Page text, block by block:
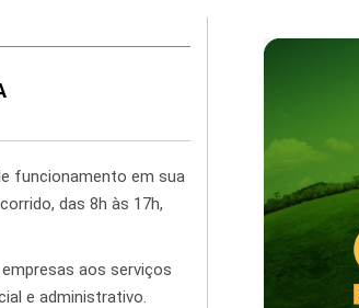
funcionamento em sua
das 8h às 17h,
aos serviços
e administrativo.